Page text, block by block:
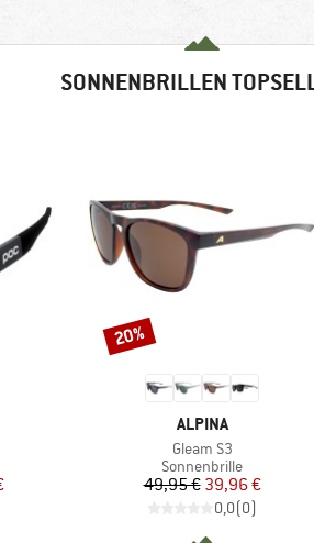
SONNENBRILLEN
Preis
MARKE
ALPINA
Artikel
Gleam S3
Produktgruppe
Sonnenbrille
Preis
49,95 €reduzierter Preis
39,96 €
0,0(0)
Rabatt
20%